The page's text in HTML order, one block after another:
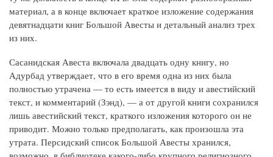
материал, а в конце включает краткое изложение содержания
девятнадцати книг Большой Авесты и детальный анализ трех
из них.
Сасанидская Авеста включала двадцать одну книгу, но
Адурбад утверждает, что в его время одна из них была
полностью утрачена — то есть имеется в виду и авестийский
текст, и комментарий (Зэнд), — а от другой книги сохранился
лишь авестийский текст, краткого изложения которого он не
приводит. Можно только предполагать, как произошла эта
утрата. Персидский список Большой Авесты хранился,